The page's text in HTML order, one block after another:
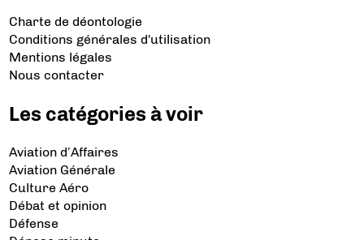
Charte de déontologie
Conditions générales d'utilisation
Mentions légales
Nous contacter
Les catégories à voir
Aviation d’Affaires
Aviation Générale
Culture Aéro
Débat et opinion
Défense